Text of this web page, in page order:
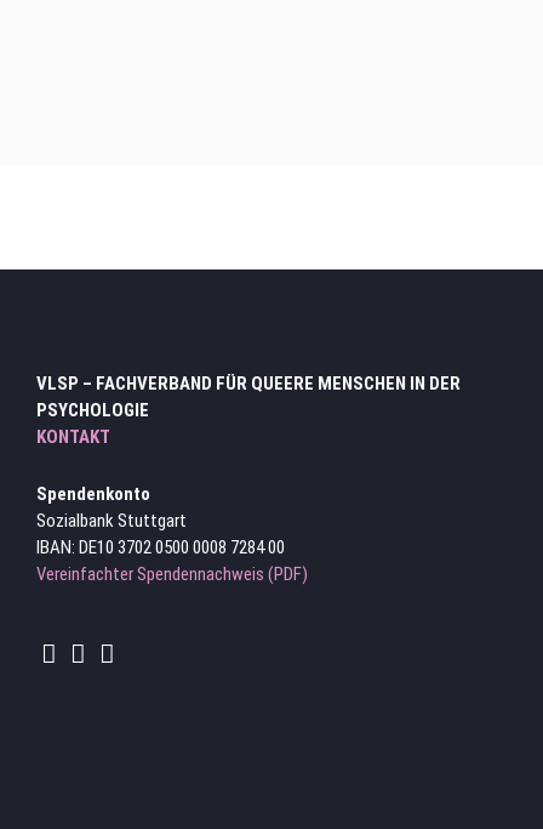
VLSP – FACHVERBAND FÜR QUEERE MENSCHEN IN DER
PSYCHOLOGIE
KONTAKT
Spendenkonto
Sozialbank Stuttgart
IBAN: DE10 3702 0500 0008 7284 00
Vereinfachter Spendennachweis (PDF)